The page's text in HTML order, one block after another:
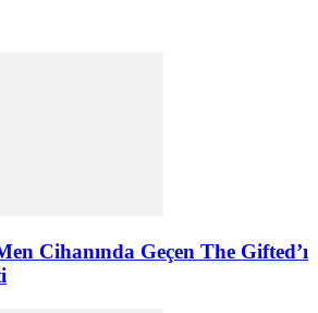
Cihanında Geçen The Gifted’ı